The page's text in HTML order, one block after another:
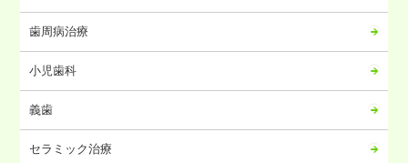
2024年01月
2023年12月
2023年11月
2023年10月
2023年09月
2023年08月
歯周病治療
小児歯科
義歯
セラミック治療